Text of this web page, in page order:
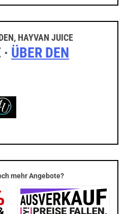
HAYVAN JUICE
ÜBER DEN
mehr Angebote?